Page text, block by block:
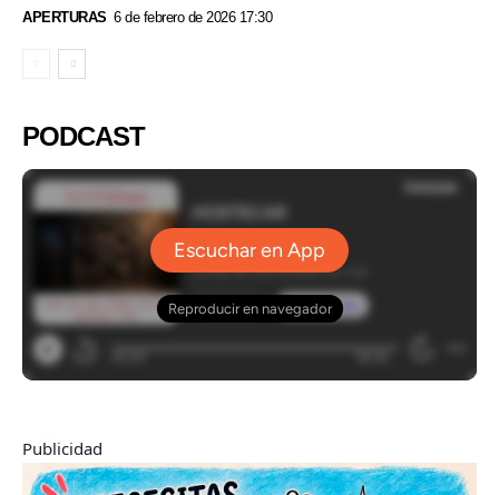
APERTURAS 6 de febrero de 2026 17:30
PODCAST
Publicidad